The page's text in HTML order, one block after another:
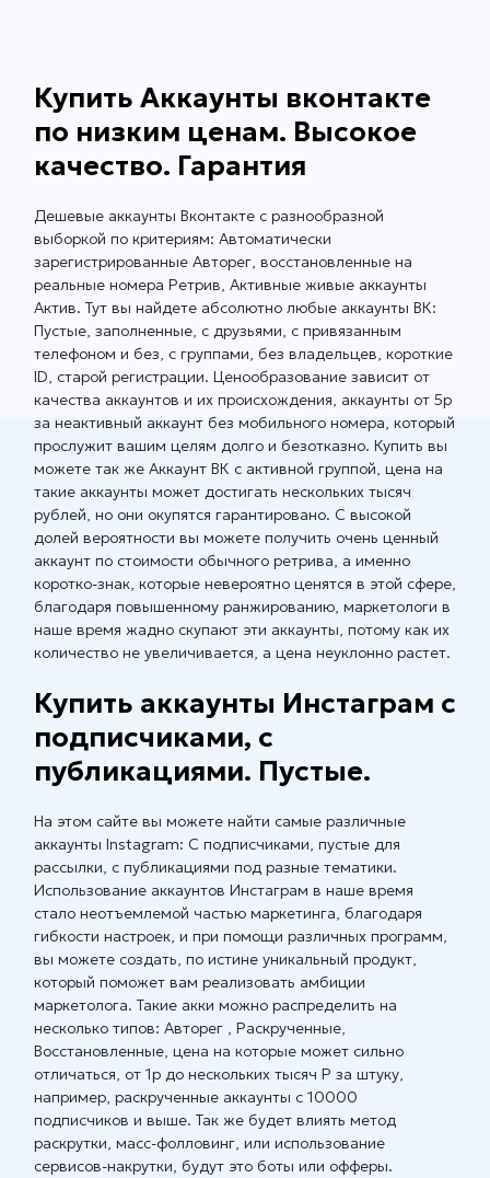
Купить Аккаунты вконтакте
по низким ценам. Высокое
качество. Гарантия
Дешевые аккаунты Вконтакте с разнообразной
выборкой по критериям: Автоматически
зарегистрированные Авторег, восстановленные на
реальные номера Ретрив, Активные живые аккаунты
Актив. Тут вы найдете абсолютно любые аккаунты ВК:
Пустые, заполненные, с друзьями, с привязанным
телефоном и без, с группами, без владельцев, короткие
ID, старой регистрации. Ценообразование зависит от
качества аккаунтов и их происхождения, аккаунты от 5р
за неактивный аккаунт без мобильного номера, который
прослужит вашим целям долго и безотказно. Купить вы
можете так же Аккаунт ВК с активной группой, цена на
такие аккаунты может достигать нескольких тысяч
рублей, но они окупятся гарантировано. С высокой
долей вероятности вы можете получить очень ценный
аккаунт по стоимости обычного ретрива, а именно
коротко-знак, которые невероятно ценятся в этой сфере,
благодаря повышенному ранжированию, маркетологи в
наше время жадно скупают эти аккаунты, потому как их
количество не увеличивается, а цена неуклонно растет.
Купить аккаунты Инстаграм с
подписчиками, с
публикациями. Пустые.
На этом сайте вы можете найти самые различные
аккаунты Instagram: С подписчиками, пустые для
рассылки, с публикациями под разные тематики.
Использование аккаунтов Инстаграм в наше время
стало неотъемлемой частью маркетинга, благодаря
гибкости настроек, и при помощи различных программ,
вы можете создать, по истине уникальный продукт,
который поможет вам реализовать амбиции
маркетолога. Такие акки можно распределить на
несколько типов: Авторег , Раскрученные,
Восстановленные, цена на которые может сильно
отличаться, от 1р до нескольких тысяч Р за штуку,
например, раскрученные аккаунты с 10000
подписчиков и выше. Так же будет влиять метод
раскрутки, масс-фолловинг, или использование
сервисов-накрутки, будут это боты или офферы.